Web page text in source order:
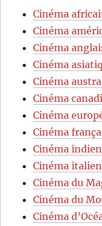
Cinéma
Cinéma
Cinéma
Cinéma
Cinéma
Cinéma
Cinéma
Cinéma
Cinéma indien
Cinéma italien
Cinéma du
Cinéma du
Cinéma